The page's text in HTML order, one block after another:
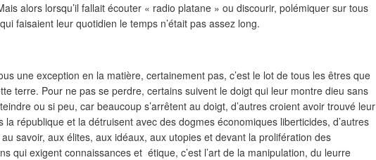
alors lorsqu’il fallait écouter « radio platane » ou discourir, polémiquer sur tous
faisaient leur quotidien le temps n’était pas assez long.
une exception en la matière, certainement pas, c’est le lot de tous les êtres que
terre. Pour ne pas se perdre, certains suivent le doigt qui leur montre dieu sans
ou si peu, car beaucoup s’arrêtent au doigt, d’autres croient avoir trouvé leur
la république et la détruisent avec des dogmes économiques liberticides, d’autres
savoir, aux élites, aux idéaux, aux utopies et devant la prolifération des
qui exigent connaissances et étique, c’est l’art de la manipulation, du leurre